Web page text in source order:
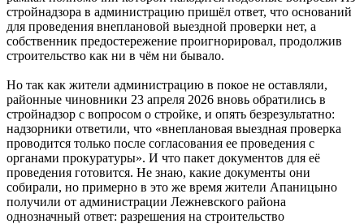
стройнадзора в администрацию пришёл ответ, что оснований
для проведения внеплановой выездной проверки нет, а
собственник предостережение проигнорировал, продолжив
строительство как ни в чём ни бывало.
Но так как жители администрацию в покое не оставляли,
районные чиновники 23 апреля 2026 вновь обратились в
стройнадзор с вопросом о стройке, и опять безрезультатно:
надзорники ответили, что «внеплановая выездная проверка
проводится только после согласования ее проведения с
органами прокуратуры». И что пакет документов для её
проведения готовится. Не знаю, какие документы они
собирали, но примерно в это же время жители Апаницыно
получили от администрации Лежневского района
однозначный ответ: разрешения на строительство